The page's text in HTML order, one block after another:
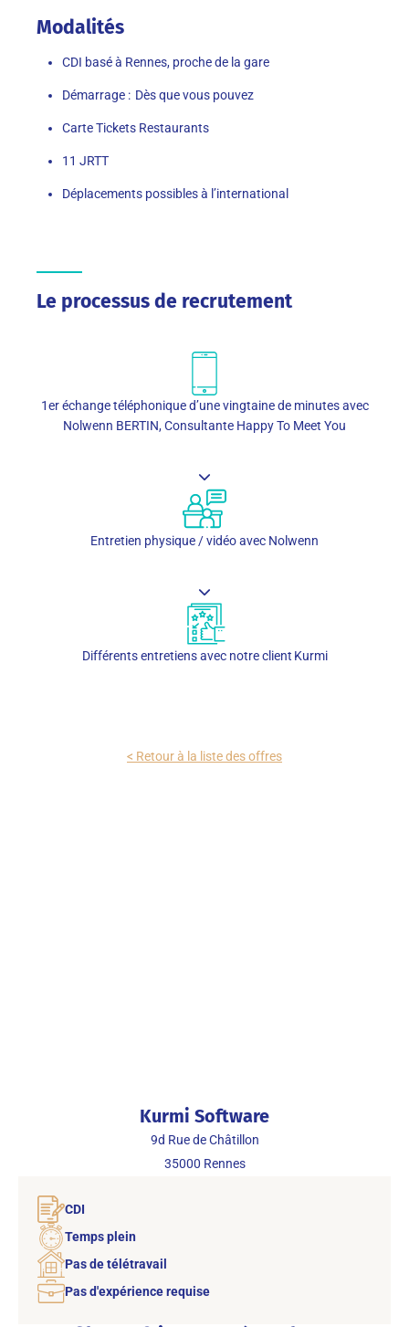
Modalités
CDI basé à Rennes, proche de la gare
Démarrage : Dès quevous pouvez
Carte Tickets Restaurants
11 JRTT
Déplacements possibles à l’international
Le processus de recrutement
1er échange téléphonique d’une vingtaine de minutes avec
Nolwenn BERTIN, Consultante Happy To Meet You
Entretien physique / vidéo avec Nolwenn
Différents entretiens avec notre client Kurmi
< Retour à la liste des offres
Kurmi Software
9d Rue de Châtillon
35000 Rennes
CDI
Temps plein
Pas de télétravail
Pas d'expérience requise